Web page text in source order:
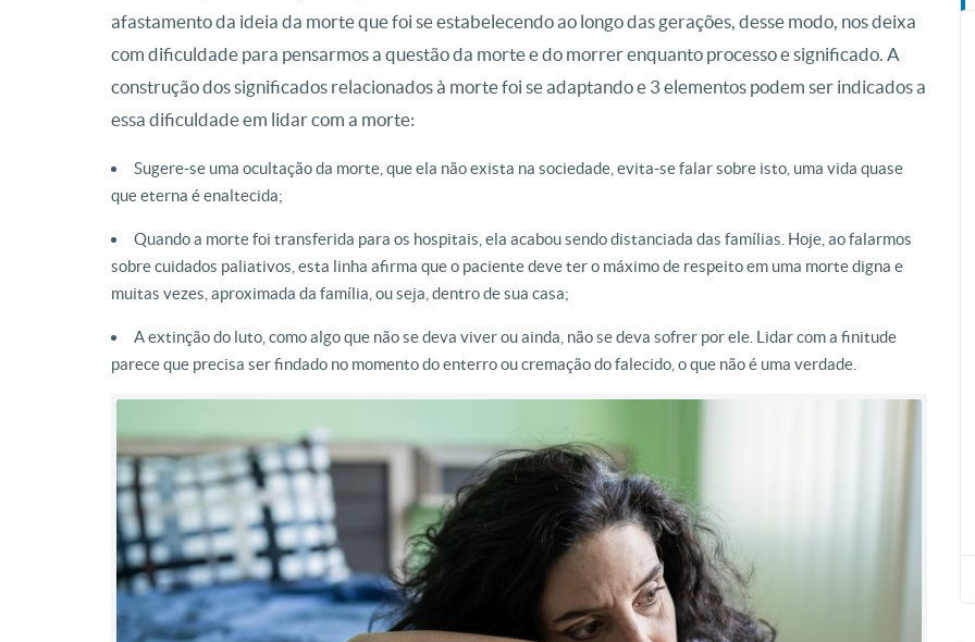
afastamento da ideia da morte que foi se estabelecendo ao longo das gerações, desse modo, nos deixa
com dificuldade para pensarmos a questão da morte e do morrer enquanto processo e significado. A
construção dos significados relacionados à morte foi se adaptando e 3 elementos podem ser indicados a
essa dificuldade em lidar com a morte:
Sugere-se uma ocultação da morte, que ela não exista na sociedade, evita-se falar sobre isto, uma vida quase
que eterna é enaltecida;
Quando a morte foi transferida para os hospitais, ela acabou sendo distanciada das famílias. Hoje, ao falarmos
sobre cuidados paliativos, esta linha afirma que o paciente deve ter o máximo de respeito em uma morte digna e
muitas vezes, aproximada da família, ou seja, dentro de sua casa;
A extinção do luto, como algo que não se deva viver ou ainda, não se deva sofrer por ele. Lidar com a finitude
parece que precisa ser findado no momento do enterro ou cremação do falecido, o que não é uma verdade.